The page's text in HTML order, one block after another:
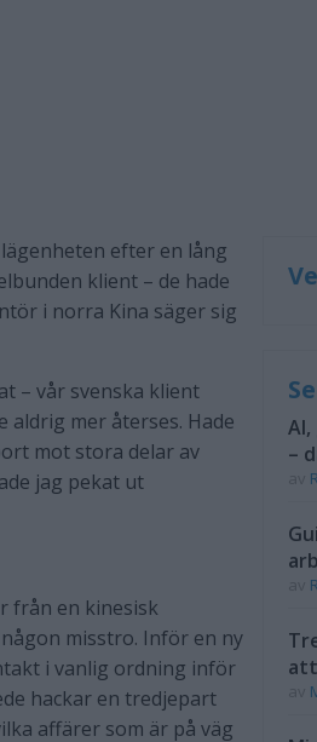
efter en lång
klient – de hade
i norra Kina säger sig
– vår svenska klient
mer återses. Hade
mot stora delar av
jag pekat ut
från en kinesisk
misstro. Inför en ny
i vanlig ordning inför
hackar en tredjepart
affärer som är på väg
–